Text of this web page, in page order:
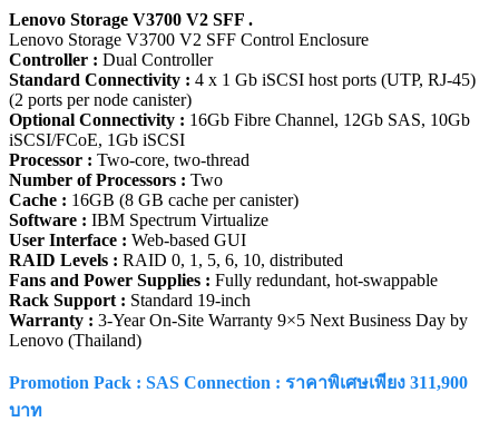
ชิ้น
Lenovo Storage V3700 V2 SFF .
Lenovo Storage V3700 V2 SFF Control Enclosure
Controller : Dual Controller
Standard Connectivity : 4 x 1 Gb iSCSI host ports (UTP, RJ-45)
(2 ports per node canister)
Optional Connectivity : 16Gb Fibre Channel, 12Gb SAS, 10Gb
iSCSI/FCoE, 1Gb iSCSI
Processor : Two-core, two-thread
Number of Processors : Two
Cache : 16GB (8 GB cache per canister)
Software : IBM Spectrum Virtualize
User Interface : Web-based GUI
RAID Levels : RAID 0, 1, 5, 6, 10, distributed
Fans and Power Supplies : Fully redundant, hot-swappable
Rack Support : Standard 19-inch
Warranty : 3-Year On-Site Warranty 9×5 Next Business Day by
Lenovo (Thailand)
Promotion Pack : SAS Connection : ราคาพิเศษเพียง 311,900
บาท